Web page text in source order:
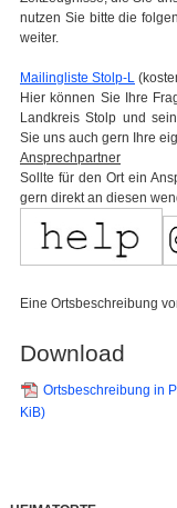
nutzen Sie bitte die
weiter.
Mailingliste Stolp-L
Hier können Sie Ihre
Landkreis Stolp und
Sie uns auch gern Ihre
Ansprechpartner
Sollte für den Ort ein
gern direkt an diesen
Eine Ortsbeschreibung
Download
Ortsbeschreibung in
KiB)